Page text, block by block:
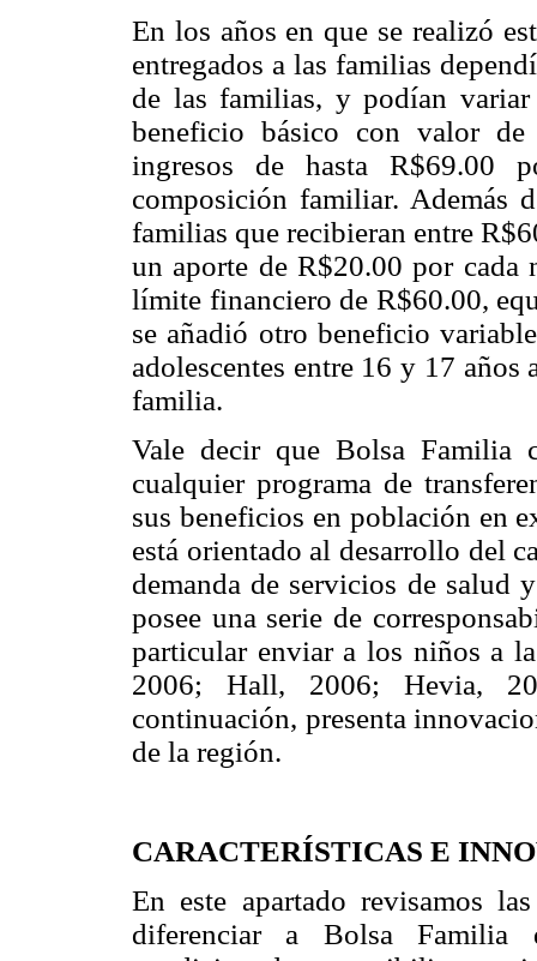
En los años en que se realizó
entregados a las familias
de las familias, y podían
beneficio básico con valor
ingresos de hasta R$69.00
composición familiar. Además
familias que recibieran entre
un aporte de R$20.00 por cada
límite financiero de R$60.00,
se añadió otro beneficio
adolescentes entre 16 y 17
familia.
Vale decir que Bolsa Familia
cualquier programa de
sus beneficios en población en
está orientado al desarrollo del
demanda de servicios de salud
posee una serie de
particular enviar a los niños a
2006; Hall, 2006; Hevia,
continuación, presenta
de la región.
CARACTERÍSTICAS E
En este apartado revisamos
diferenciar a Bolsa Familia